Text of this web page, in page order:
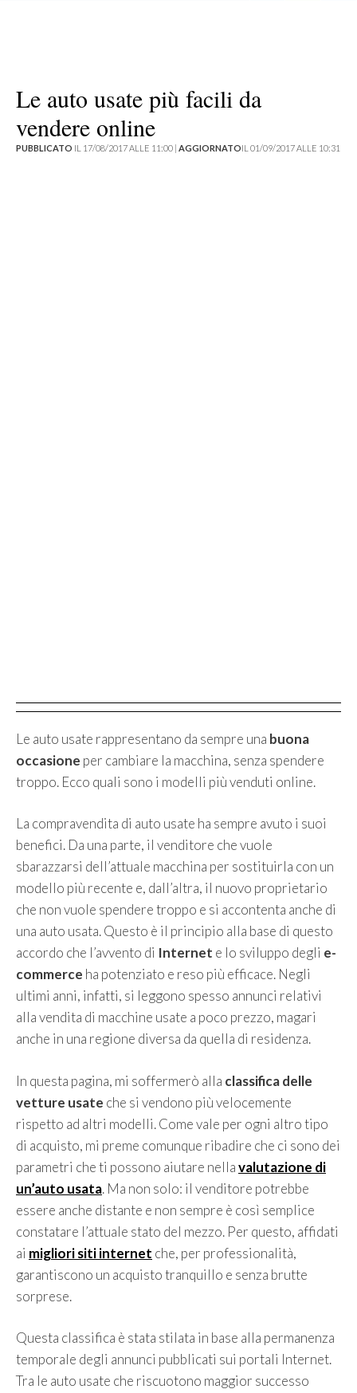
Le auto usate più facili da
vendere online
PUBBLICATO IL 17/08/2017 ALLE 11:00 | AGGIORNATOIL 01/09/2017 ALLE 10:31
Le auto usate rappresentano da sempre una buona
occasione per cambiare la macchina, senza spendere
troppo. Ecco quali sono i modelli più venduti online.
La compravendita di auto usate ha sempre avuto i suoi
benefici. Da una parte, il venditore che vuole
sbarazzarsi dell’attuale macchina per sostituirla con un
modello più recente e, dall’altra, il nuovo proprietario
che non vuole spendere troppo e si accontenta anche di
una auto usata. Questo è il principio alla base di questo
accordo che l’avvento di Internet e lo sviluppo degli e-
commerce ha potenziato e reso più efficace. Negli
ultimi anni, infatti, si leggono spesso annunci relativi
alla vendita di macchine usate a poco prezzo, magari
anche in una regione diversa da quella di residenza.
In questa pagina, mi soffermerò alla classifica delle
vetture usate che si vendono più velocemente
rispetto ad altri modelli. Come vale per ogni altro tipo
di acquisto, mi preme comunque ribadire che ci sono dei
parametri che ti possono aiutare nellavalutazione di
un’auto usata. Ma non solo: il venditore potrebbe
essere anche distante e non sempre è così semplice
constatare l’attuale stato del mezzo. Per questo, affidati
ai migliori siti internet che, per professionalità,
garantiscono un acquisto tranquillo e senza brutte
sorprese.
Questa classifica è stata stilata in base alla permanenza
temporale degli annunci pubblicati sui portali Internet.
Tra le auto usate che riscuotono maggior successo